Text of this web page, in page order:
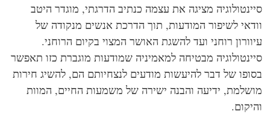
מציגה את עצמה כנתיב הדרגתי, מוגדר היטב
לשיפור המודעות, תוך הדרכת אנשים מנקודה של
רוחני ועד להשגת האושר המצוי בקיום הרוחני.
מבטיחה למאמיניה שמודעות מוגברת כזו תאפשר
של דבר להיעשות מודעים לנצחיותם הם, להשיג חירות
ידיעה והבנה ישירה של משמעות החיים, המוות